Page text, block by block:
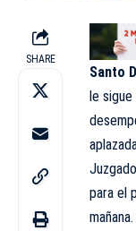
SHARE
Santo
le sigue
para el
mañana.